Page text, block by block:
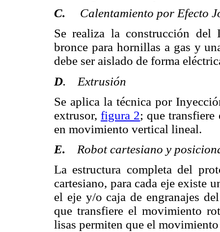
C. Calentamiento por Efecto
Se realiza la construcción
bronce para hornillas a gas y
debe ser aislado de forma
D. Extrusión
Se aplica la técnica por
extrusor,figura 2; que
en movimiento vertical lineal.
E. Robot cartesiano y
La estructura completa del
cartesiano, para cada eje existe
el eje y/o caja de engranajes
que transfiere el movimiento
lisas permiten que el